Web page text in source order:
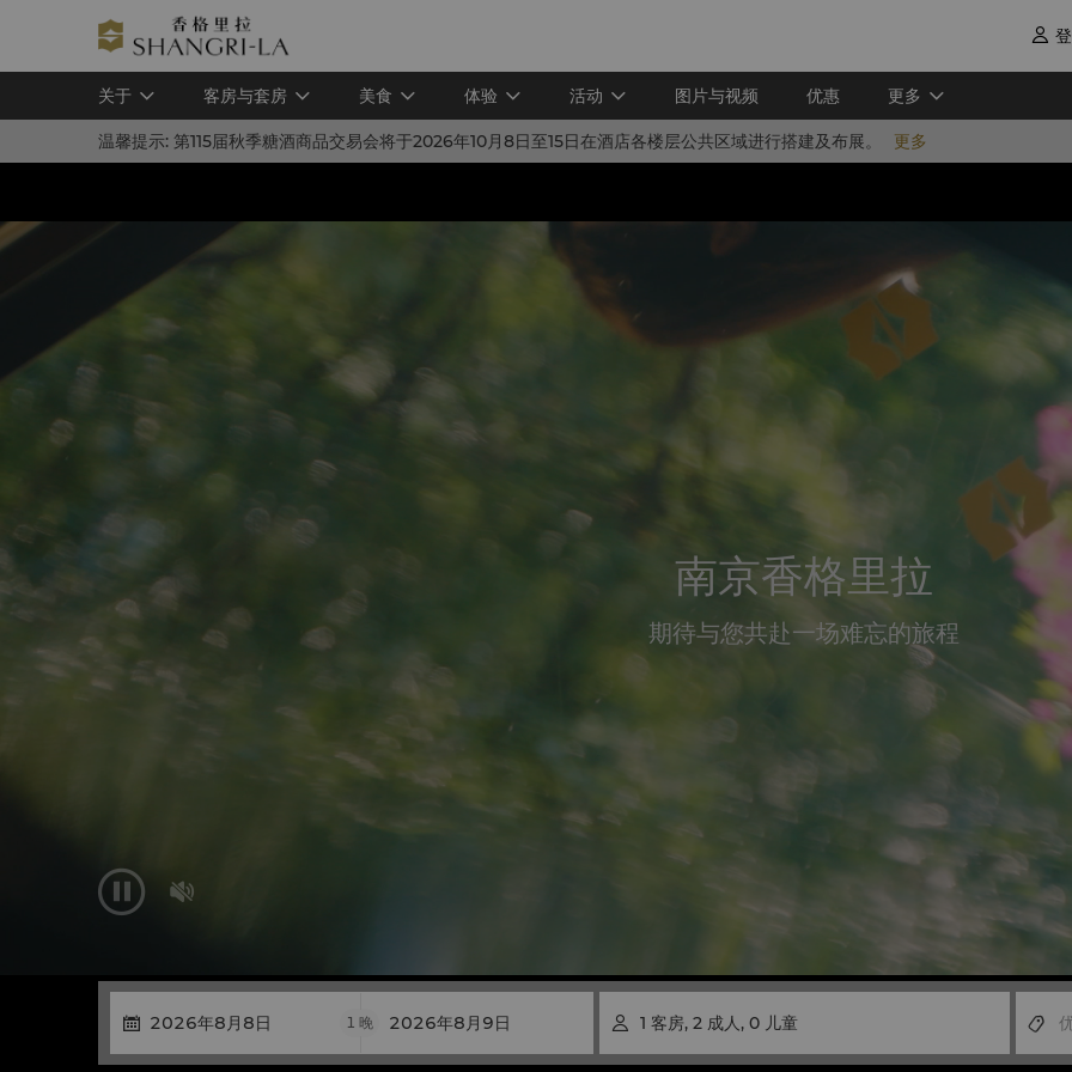

关于 客房与套房 美食 体验 活动 图片与视频 优惠 更多
温馨提示: 第115届秋季糖酒商品交易会将于2026年10月8日至15日在酒店各楼层公共区域进行搭建及布展。 更多
南京香格里拉
期待与您共赴一场难忘的旅程
 
1 晚  1 客房, 2 成人 , 0 儿童